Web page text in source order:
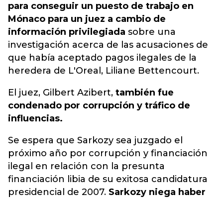
para conseguir un puesto de trabajo en
Mónaco para un juez a cambio de
información privilegiada sobre una
investigación acerca de las acusaciones de
que había aceptado pagos ilegales de la
heredera de L'Oreal, Liliane Bettencourt.
El juez, Gilbert Azibert, también fue
condenado por corrupción y tráfico de
influencias.
Se espera que Sarkozy sea juzgado el
próximo año por corrupción y financiación
ilegal en relación con la presunta
financiación libia de su exitosa candidatura
presidencial de 2007. Sarkozy niega haber